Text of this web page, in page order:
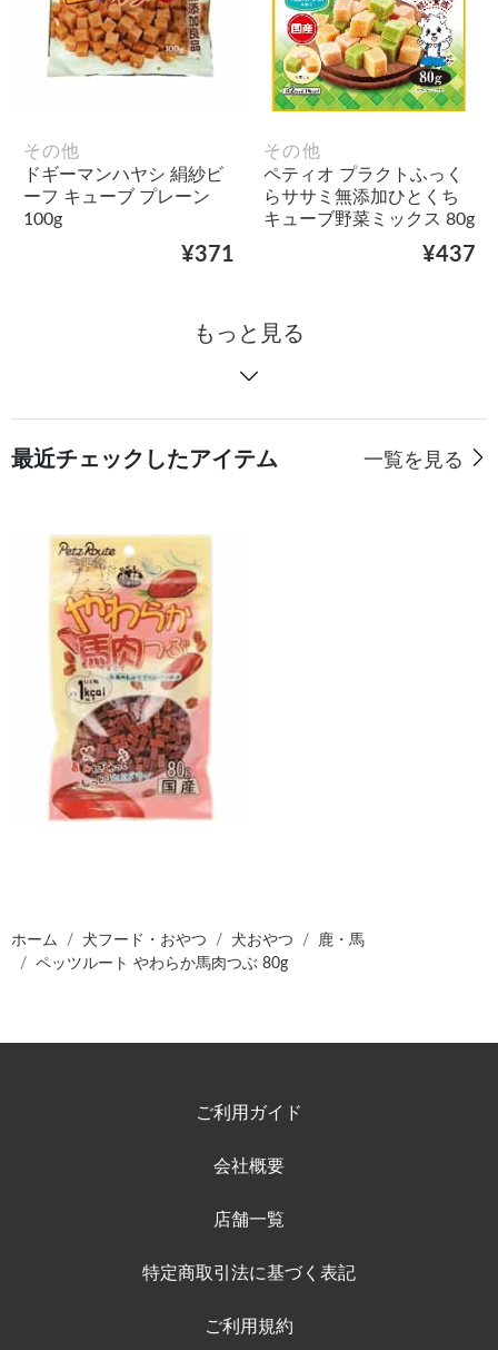
その他
ドギーマンハヤシ 絹紗ビ
ーフ キューブ プレーン
100g
¥371
その他
ペティオ プラクトふっく
らササミ無添加ひとくち
キューブ野菜ミックス 80g
¥437
もっと見る
最近チェックしたアイテム 一覧を見る
ホーム 犬フード・おやつ 犬おやつ
鹿・馬
ペッツルート やわらか馬肉つぶ 80g
ご利用ガイド
会社概要
店舗一覧
特定商取引法に基づく表記
ご利用規約